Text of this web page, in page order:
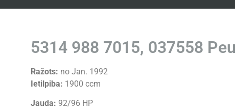
5314 988 7015, 037558
Ražots: no Jan. 1992
Ietilpiba: 1900 ccm
Jauda: 92/96 HP